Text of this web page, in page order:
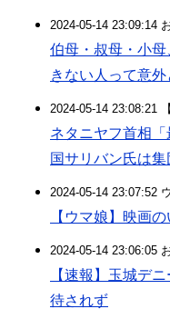
2024-05-14 23:09:14
伯母・叔母・小
きない人って意
2024-05-14 23:08:21
ネタニヤフ首相
国サリバン氏は
2024-05-14 23:07:52
【ウマ娘】映画
2024-05-14 23:06:05
【速報】玉城デ
待されず